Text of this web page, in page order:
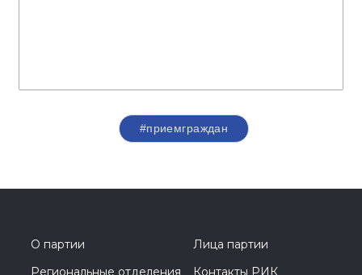
#приемграждан
О партии
Лица партии